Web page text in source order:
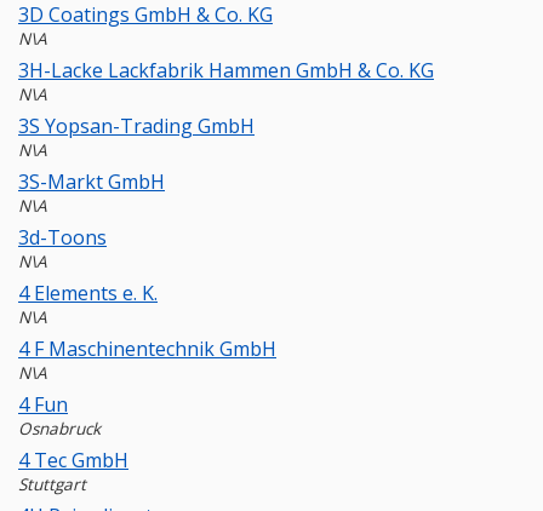
3D Coatings GmbH & Co. KG
N\A
3H-Lacke Lackfabrik Hammen GmbH & Co. KG
N\A
3S Yopsan-Trading GmbH
N\A
3S-Markt GmbH
N\A
3d-Toons
N\A
4 Elements e. K.
N\A
4 F Maschinentechnik GmbH
N\A
4 Fun
Osnabruck
4 Tec GmbH
Stuttgart